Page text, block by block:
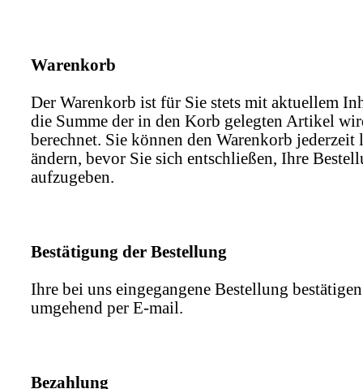
Warenkorb
Der Warenkorb ist für Sie stets mit aktuellem
die Summe der in den Korb gelegten Artikel
berechnet. Sie können den Warenkorb jederzeit
ändern, bevor Sie sich entschließen, Ihre
aufzugeben.
Bestätigung der Bestellung
Ihre bei uns eingegangene Bestellung
umgehend per E-mail.
Bezahlung